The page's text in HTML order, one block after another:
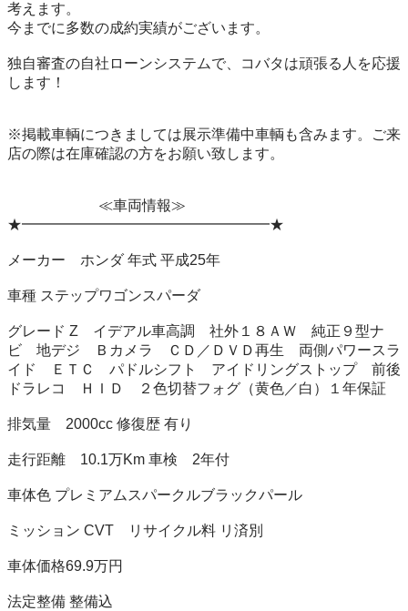
考えます。
今までに多数の成約実績がございます。
独自審査の自社ローンシステムで、コバタは頑張る人を応援
します！
※掲載車輌につきましては展示準備中車輌も含みます。ご来
店の際は在庫確認の方をお願い致します。
≪車両情報≫
★━━━━━━━━━━━━━━━━━★
メーカー　ホンダ 年式 平成25年
車種 ステップワゴンスパーダ
グレード Z　イデアル車高調　社外１８ＡＷ　純正９型ナ
ビ　地デジ　Ｂカメラ　ＣＤ／ＤＶＤ再生　両側パワースラ
イド　ＥＴＣ　パドルシフト　アイドリングストップ　前後
ドラレコ　ＨＩＤ　２色切替フォグ（黄色／白）１年保証
排気量　2000cc 修復歴 有り
走行距離　10.1万Km 車検　2年付
車体色 プレミアムスパークルブラックパール
ミッション CVT　リサイクル料 リ済別
車体価格69.9万円
法定整備 整備込